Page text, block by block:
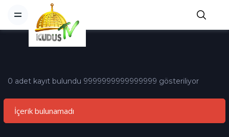
0 adet kayıt bulundu 9999999999999999 gösteriliyor
İçerik bulunamadı